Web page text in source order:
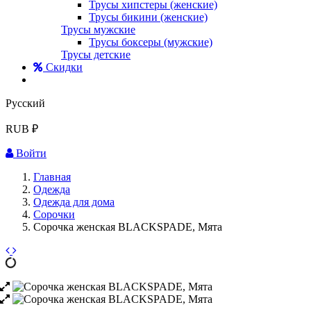
Трусы хипстеры (женские)
Трусы бикини (женские)
Трусы мужские
Трусы боксеры (мужские)
Трусы детские
Скидки
Русский
RUB ₽
Войти
Главная
Одежда
Одежда для дома
Сорочки
Сорочка женская BLACKSPADE, Мята